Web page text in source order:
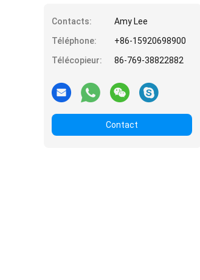
Contacts:
Amy Lee
Téléphone:
+86-15920698900
Télécopieur:
86-769-38822882
Contact